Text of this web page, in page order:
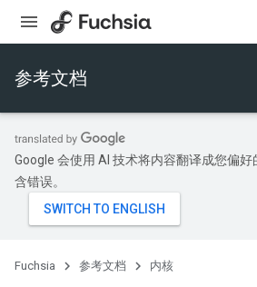
参考文档
Google 会使用 AI 技术将内容翻译成您偏
含错误。
Fuchsia 参考文档 内核